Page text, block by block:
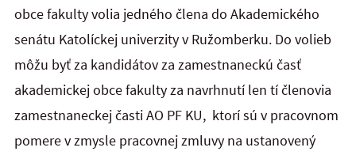
obce fakulty volia jedného člena do Akademického
senátu Katolíckej univerzity v Ružomberku. Do volieb
môžu byť za kandidátov za zamestnaneckú časť
akademickej obce fakulty za navrhnutí len tí členovia
zamestnaneckej časti AO PF KU, ktorí sú v pracovnom
pomere v zmysle pracovnej zmluvy na ustanovený